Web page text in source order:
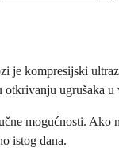
kompresijski
ugrušaka
mogućnosti.
istog dana.